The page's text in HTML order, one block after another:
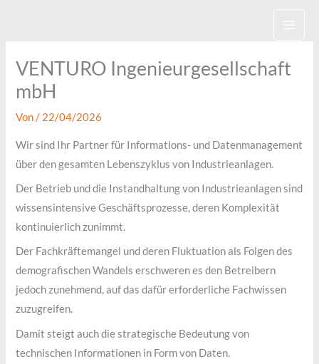
VENTURO Ingenieurgesellschaft
mbH
Von/ 22/04/2026
Wir sind Ihr Partner für Informations- und Datenmanagement
über den gesamten Lebenszyklus von Industrieanlagen.
Der Betrieb und die Instandhaltung von Industrieanlagen sind
wissensintensive Geschäftsprozesse, deren Komplexität
kontinuierlich zunimmt.
Der Fachkräftemangel und deren Fluktuation als Folgen des
demografischen Wandels erschweren es den Betreibern
jedoch zunehmend, auf das dafür erforderliche Fachwissen
zuzugreifen.
Damit steigt auch die strategische Bedeutung von
technischen Informationen in Form von Daten.